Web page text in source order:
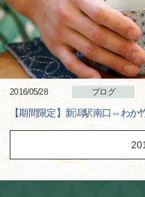
2016/05/28 ブログ
【期間限定】新潟駅南口⇔わか